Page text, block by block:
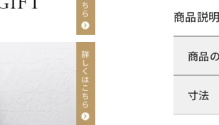
商品説明
商品
寸法